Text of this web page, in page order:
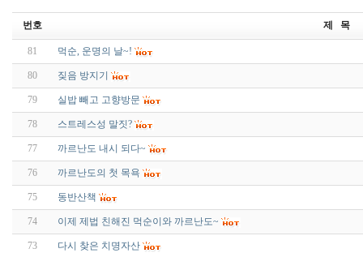
번호 제 목
81 먹순, 운명의 날~!
80 짖음 방지기
79 실밥 빼고 고향방문
78 스트레스성 말짓?
77 까르난도 내시 되다~
76 까르난도의 첫 목욕
75 동반산책
74 이제 제법 친해진 먹순이와 까르난도~
73 다시 찾은 치명자산